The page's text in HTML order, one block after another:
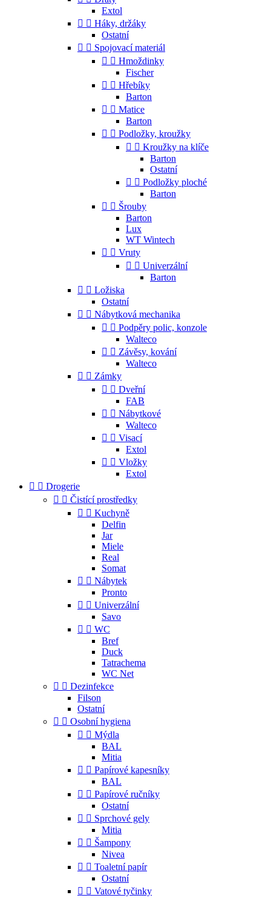
Extol
  Háky, držáky
Ostatní
  Spojovací materiál
  Hmoždinky
Fischer
  Hřebíky
Barton
  Matice
Barton
  Podložky, kroužky
  Kroužky na klíče
Barton
Ostatní
  Podložky ploché
Barton
  Šrouby
Barton
Lux
WT Wintech
  Vruty
  Univerzální
Barton
  Ložiska
Ostatní
  Nábytková mechanika
  Podpěry polic, konzole
Walteco
  Závěsy, kování
Walteco
  Zámky
  Dveřní
FAB
  Nábytkové
Walteco
  Visací
Extol
  Vložky
Extol
  Drogerie
  Čistící prostředky
  Kuchyně
Delfin
Jar
Miele
Real
Somat
  Nábytek
Pronto
  Univerzální
Savo
  WC
Bref
Duck
Tatrachema
WC Net
  Dezinfekce
Filson
Ostatní
  Osobní hygiena
  Mýdla
BAL
Mitia
  Papírové kapesníky
BAL
  Papírové ručníky
Ostatní
  Sprchové gely
Mitia
  Šampony
Nivea
  Toaletní papír
Ostatní
  Vatové tyčinky